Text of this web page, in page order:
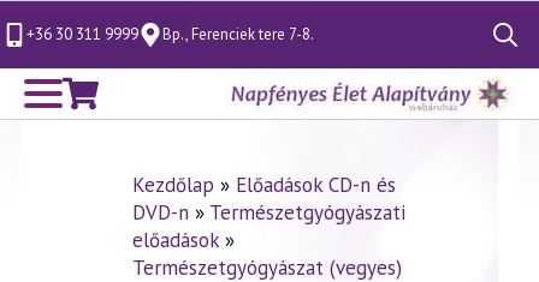
+36 30 311 9999 Bp., Ferenciek tere 7-8.
Search
for:
Kezdőlap » Előadások CD-n és
DVD-n» Természetgyógyászati
előadások»
Természetgyógyászat (vegyes)